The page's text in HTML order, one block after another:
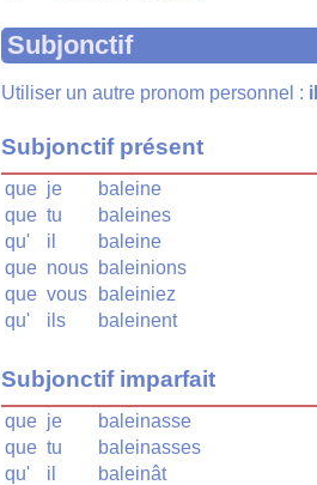
Subjonctif
Utiliser un autre pronom personnel : il
Subjonctif présent
que je
baleine
que tu
baleines
qu'
il
baleine
que nous baleinions
que vous
baleiniez
qu'
ils baleinent
Subjonctif imparfait
que je
baleinasse
que tu
baleinasses
qu'
il
baleinât